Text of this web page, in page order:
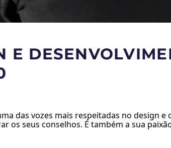
E
das vozes mais respeitadas no
os seus conselhos. É também a sua